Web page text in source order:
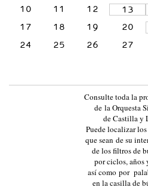
Y
10
11 12 13
17
18 19 20
24
25 26 27
Consulte toda la
de la Orquesta
de Castilla y
Puede localizar
que sean de su
de los filtros de
por ciclos, años
así como por
en la casilla de